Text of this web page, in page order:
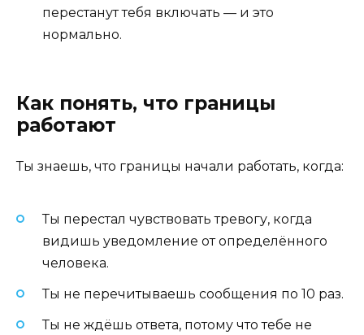
перестанут тебя включать — и это
нормально.
Как понять, что границы
работают
Ты знаешь, что границы начали работать, когда:
Ты перестал чувствовать тревогу, когда
видишь уведомление от определённого
человека.
Ты не перечитываешь сообщения по 10 раз.
Ты не ждёшь ответа, потому что тебе не